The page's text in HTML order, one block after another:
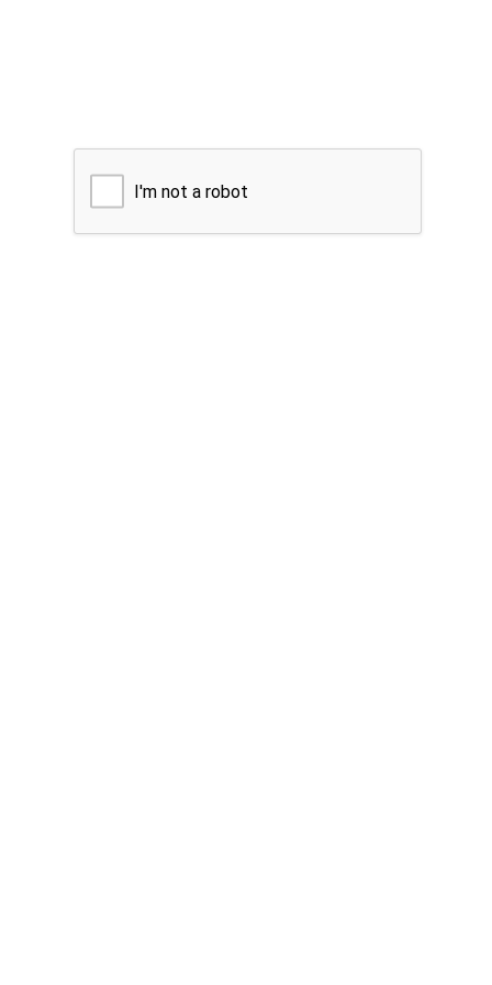
I'm not a robot